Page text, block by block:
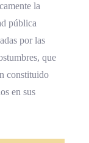
la
pública
por las
que
constituido
en sus